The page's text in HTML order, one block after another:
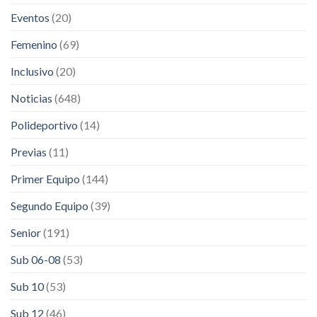
Eventos (20)
Femenino (69)
Inclusivo (20)
Noticias (648)
Polideportivo (14)
Previas (11)
Primer Equipo (144)
Segundo Equipo (39)
Senior(191)
Sub 06-08 (53)
Sub 10(53)
Sub 12 (46)